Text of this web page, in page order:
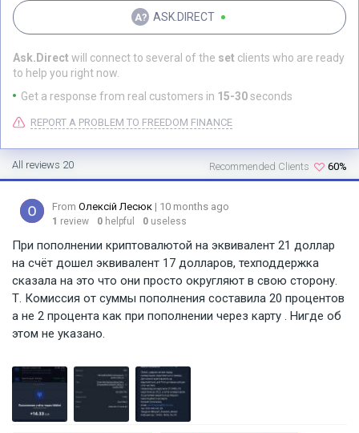
ASK.DIRECT
Ask.Direct will connect to several of the set clients who are ready
to help you right now.
Get a response from real customers in 15-30seconds
REPORT A PROBLEM TO FREEDOM FINANCE
All reviews 20 60%
Recommended Clients
From Олексій Лесюк | 10 months ago
1 review 0 helpful 0 useless
При пополнении криптовалютой на эквивалент 21 доллар
на счёт дошел эквивалент 17 долларов, техподдержка
сказала на это что они просто округляют в свою сторону.
Т. Комиссия от суммы пополнения составила 20 процентов
а не 2 процента как при пополнении через карту . Нигде об
этом не указано.